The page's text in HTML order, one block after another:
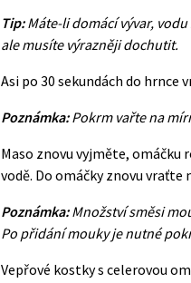
Tip:Máte-li domácí vývar,
ale musíte výrazněji dochutit.
Asi po 30 sekundách do
Poznámka:Pokrm vařte na
Maso znovu vyjměte,
vodě. Do omáčky znovu
Poznámka:Množství směsi
Po přidání mouky je nutné
Vepřové kostky s celerovou